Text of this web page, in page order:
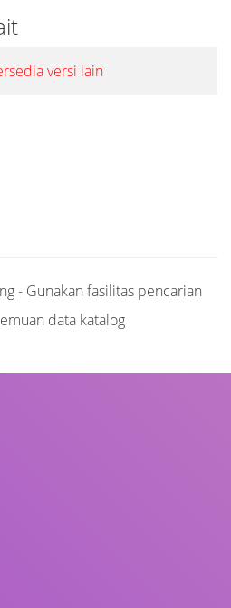
versi lain
- Gunakan fasilitas pencarian
data katalog